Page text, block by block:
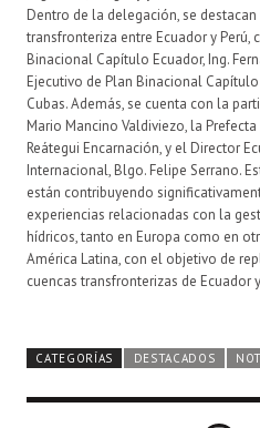
Dentro de la delegación, se
transfronteriza entre Ecuador y
Binacional Capítulo Ecuador, Ing.
Ejecutivo de Plan Binacional Capítulo
Cubas. Además, se cuenta con la
Mario Mancino Valdiviezo, la
Reátegui Encarnación, y el Director
Internacional, Blgo. Felipe Serrano.
están contribuyendo
experiencias relacionadas con la
hídricos, tanto en Europa como en
América Latina, con el objetivo de
cuencas transfronterizas de Ecuador
CATEGORÍAS DESTACADOS